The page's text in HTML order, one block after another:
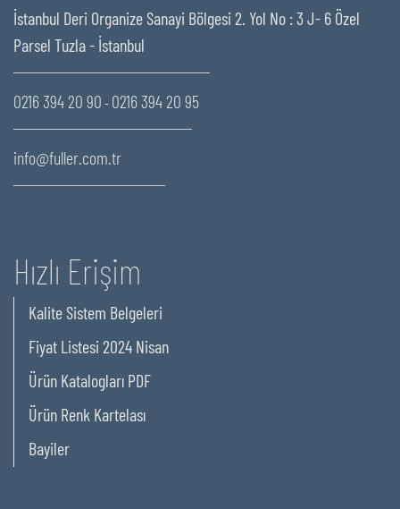
İstanbul Deri Organize Sanayi Bölgesi 2. Yol No : 3 J- 6 Özel
Parsel Tuzla - İstanbul
0216 394 20 90 - 0216 394 20 95
info@fuller.com.tr
Hızlı Erişim
Kalite Sistem Belgeleri
Fiyat Listesi 2024 Nisan
Ürün Katalogları PDF
Ürün Renk Kartelası
Bayiler